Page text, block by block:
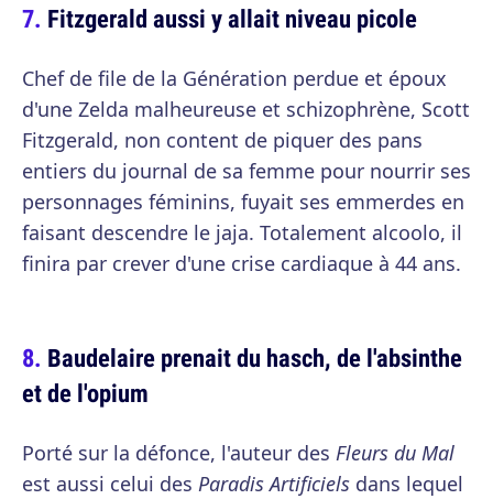
Fitzgerald aussi y allait niveau picole
Chef de file de la Génération perdue et époux
d'une Zelda malheureuse et schizophrène, Scott
Fitzgerald, non content de piquer des pans
entiers du journal de sa femme pour nourrir ses
personnages féminins, fuyait ses emmerdes en
faisant descendre le jaja. Totalement alcoolo, il
finira par crever d'une crise cardiaque à 44 ans.
Baudelaire prenait du hasch, de l'absinthe
et de l'opium
Porté sur la défonce, l'auteur des Fleurs du Mal
est aussi celui des Paradis Artificiels dans lequel